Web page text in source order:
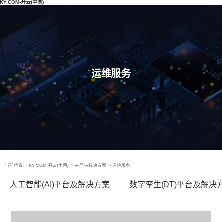
KY.COM-开云(中国)
运维服务
当前位置： KY.COM-开云(中国) > 产品与解决方案 > 运维服务
人工智能(AI)平台及解决方案 数字孪生(DT)平台及解决